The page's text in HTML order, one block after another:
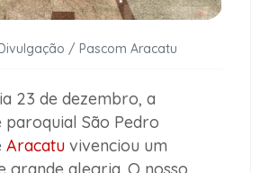
/ Pascom Aracatu
23 de dezembro, a
paroquial São Pedro
Aracatu vivenciou um